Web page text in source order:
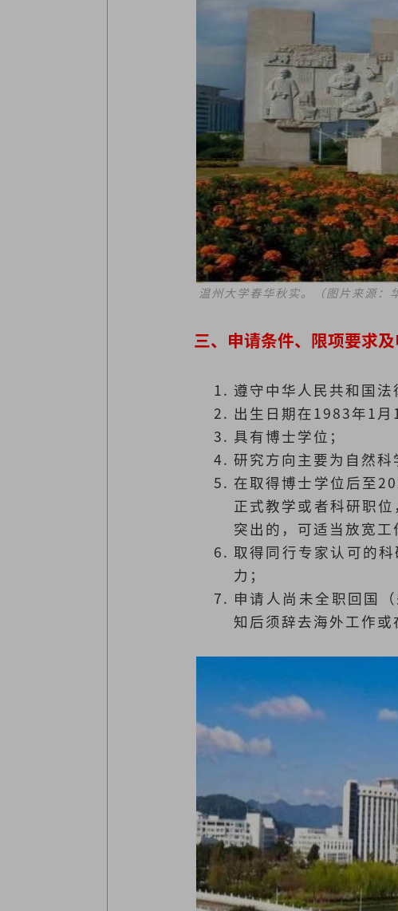
温州大学春华秋实。（图片来源：
三、申请条件、限项要求
遵守中华人民共和国法
出生日期在1983年1月
具有博士学位；
研究方向主要为自然科
在取得博士学位后至
正式教学或者科研职
突出的，可适当放宽工
取得同行专家认可的
力；
申请人尚未全职回国
知后须辞去海外工作或